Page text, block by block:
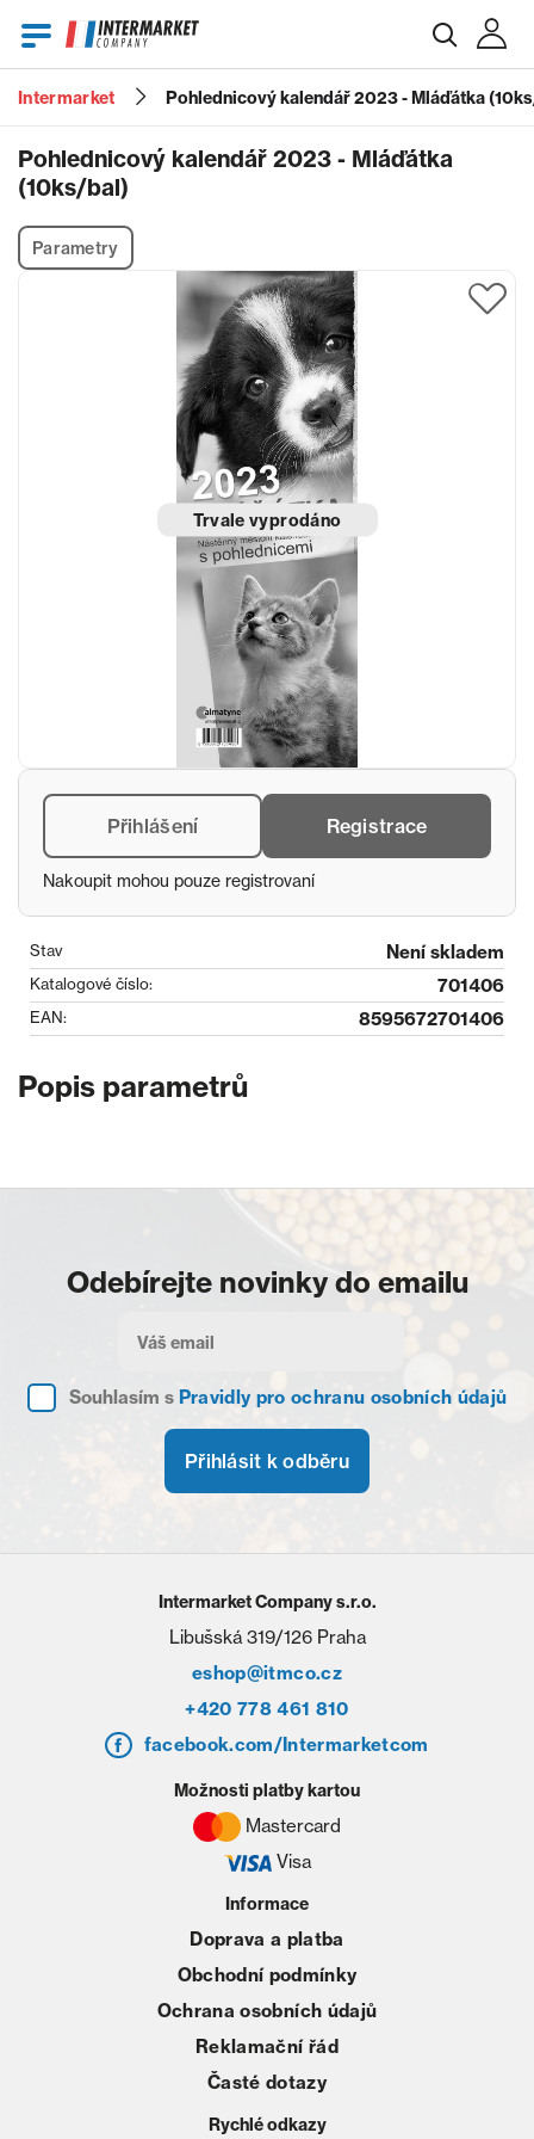
Heslo
Zapomenuté heslo?
Intermarket Pohlednicový kalendář 2023 - Mláďátka
Pohlednicový kalendář 2023 - Mláďátka
(10ks/bal)
Parametry
Trvale vyprodáno
Přihlášení Registrace
Nakoupit mohou pouze registrovaní
Stav Není skladem
Katalogové číslo: 701406
EAN: 8595672701406
Popis parametrů
Odebírejte novinky do emailu
Souhlasím s Pravidly pro ochranu osobních údajů
Přihlásit k odběru
Intermarket Company s.r.o.
Libušská 319/126 Praha
eshop@itmco.cz
+420 778 461 810
facebook.com/Intermarketcom
Informace
Doprava a platba
Obchodní podmínky
Ochrana osobních údajů
Reklamační řád
Časté dotazy
Rychlé odkazy
Možnosti platby kartou
Mastercard
Visa